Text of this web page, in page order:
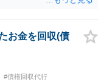
お金を回収(債
#債権回収代行